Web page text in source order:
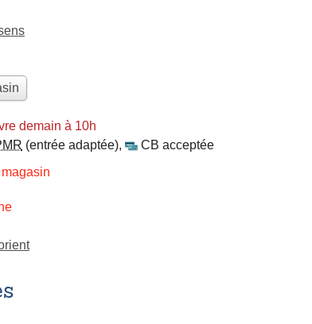
demain à 10h
(entrée adaptée),
CB acceptée